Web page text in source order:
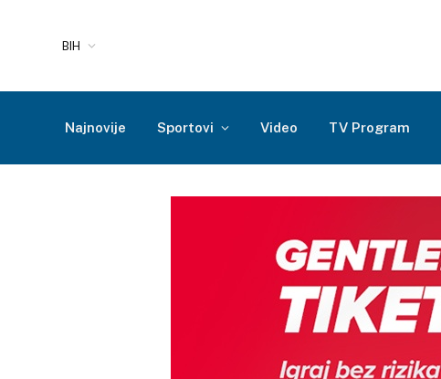
BIH
Najnovije Sportovi Video TV Program